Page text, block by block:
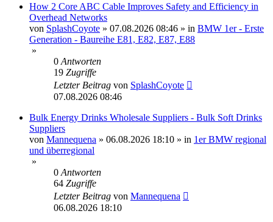
How 2 Core ABC Cable Improves Safety and Efficiency in
Overhead Networks
von SplashCoyote » 07.08.2026 08:46 » in BMW 1er - Erste
Generation - Baureihe E81, E82, E87, E88
»
0 Antworten
19 Zugriffe
Letzter Beitrag von SplashCoyote
07.08.2026 08:46
Bulk Energy Drinks Wholesale Suppliers - Bulk Soft Drinks
Suppliers
von Mannequena » 06.08.2026 18:10 » in 1er BMW regional
und überregional
»
0 Antworten
64 Zugriffe
Letzter Beitrag von Mannequena
06.08.2026 18:10